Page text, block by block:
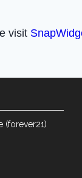
(forever21)